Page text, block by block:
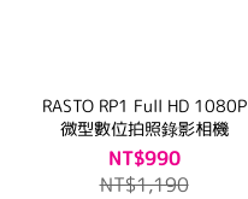
RASTO RP1 Full HD 1080P
微型數位拍照錄影相機
NT$990
NT$1,190